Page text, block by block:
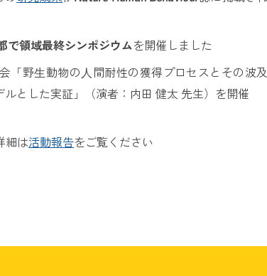
で領域最終シンポジウムを開催 しました
「野⽣動物の⼈間耐性の獲得プロセスとその波及
とした実証」（演者：内田 健太 先生）を開催
細は活動報告をご覧ください